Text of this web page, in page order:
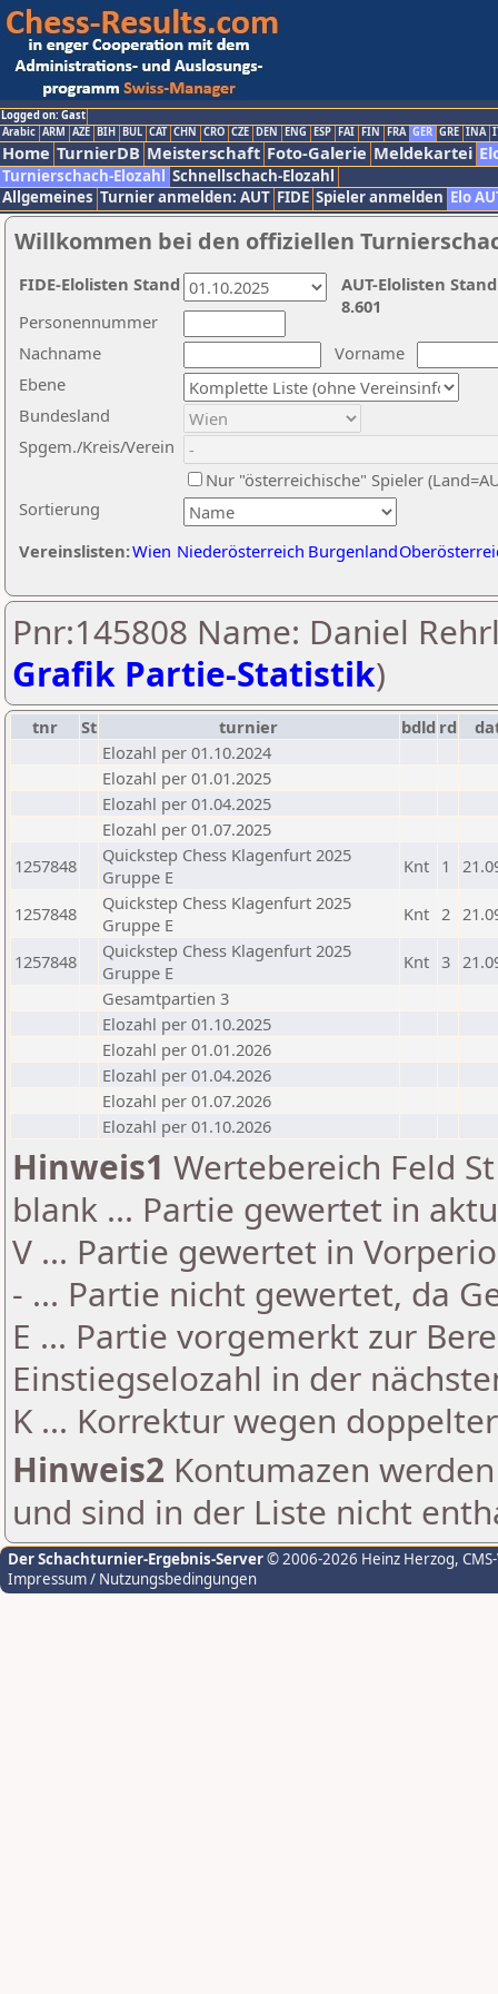
Logged on: Gast
Arabic ARM AZE BIH BUL CAT CHN CRO CZE DEN ENG ESP FAI FIN FRA GER GRE INA
Home TurnierDB Meisterschaft Foto-Galerie Meldekartei
Turnierschach-Elozahl Schnellschach-Elozahl
Allgemeines Turnier anmelden: AUT FIDE Spieler anmelden Elo
Willkommen bei den offiziellen
Nachname
Vorname
Ebene
Sortierung
Personennummer
Bundesland
Spgem./Kreis/Verein
Nur "österreichische" Spieler
Vereinslisten:Wien Niederösterreich Burgenland
AUT-Elolisten
8.601
FIDE-Elolisten Stand
Pnr:145808 Name: Daniel
Grafik Partie-Statistik)
tnr St turnier bdld rd
Elozahl per 01.10.2024
Elozahl per 01.01.2025
Elozahl per 01.04.2025
Elozahl per 01.07.2025
1257848
Quickstep Chess Klagenfurt 2025
Gruppe E
Knt 1
1257848
Quickstep Chess Klagenfurt 2025
Gruppe E
Knt 2
1257848
Quickstep Chess Klagenfurt 2025
Gruppe E
Knt 3
Gesamtpartien 3
Elozahl per 01.10.2025
Elozahl per 01.01.2026
Elozahl per 01.04.2026
Elozahl per 01.07.2026
Elozahl per 01.10.2026
Hinweis1 Wertebereich Feld
blank ... Partie gewertet in
V ... Partie gewertet in
- ... Partie nicht gewertet, da
E ... Partie vorgemerkt zur
Einstiegselozahl in der
K ... Korrektur wegen
Hinweis2 Kontumazen
und sind in der Liste nicht
Der Schachturnier-Ergebnis-Server© 2006-2026 Heinz Herzog,
Impressum / Nutzungsbedingungen